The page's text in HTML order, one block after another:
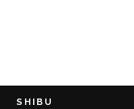
SHIBU